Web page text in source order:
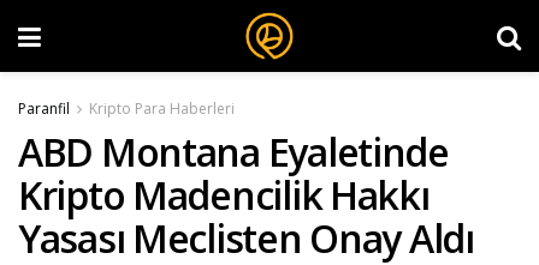
Paranfil Kripto Para Haberleri
ABD Montana Eyaletinde
Kripto Madencilik Hakkı
Yasası Meclisten Onay Aldı